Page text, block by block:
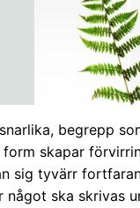
begrepp
skapar
sig tyvärr
ska skrivas